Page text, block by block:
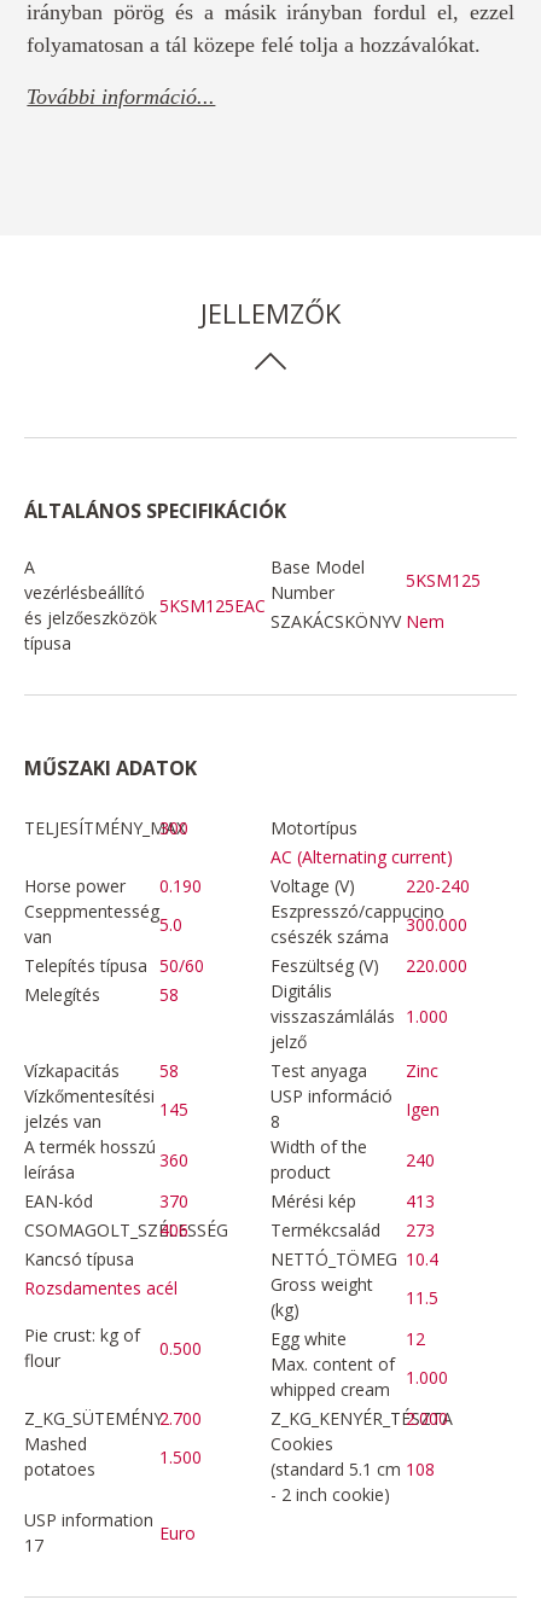
irányban pörög és a másik irányban fordul el, ezzel
folyamatosan a tál közepe felé tolja a hozzávalókat.
További információ...
JELLEMZŐK
ÁLTALÁNOS SPECIFIKÁCIÓK
A
vezérlésbeállító
és jelzőeszközök
típusa
5KSM125EAC
Base Model
Number
5KSM125
SZAKÁCSKÖNYV Nem
MŰSZAKI ADATOK
TELJESÍTMÉNY_MAX
300
Motortípus
AC (Alternating current)
Horse power
0.190 Voltage (V)
220-240
Cseppmentesség
van
5.0
Eszpresszó/cappucino
csészék száma
300.000
Telepítés típusa 50/60 Feszültség (V)
220.000
Melegítés
58
Digitális
visszaszámlálás
jelző
1.000
Vízkapacitás 58 Test anyaga
Zinc
Vízkőmentesítési
jelzés van
145
USP információ
8
Igen
A termék hosszú
leírása
360
Width of the
product
240
EAN-kód
370 Mérési kép
413
CSOMAGOLT_SZÉLESSÉG
406 Termékcsalád
273
Kancsó típusa
Rozsdamentes acél
NETTÓ_TÖMEG 10.4
Gross weight
(kg)
11.5
Pie crust: kg of
flour
0.500 Egg white
12
Max. content of
whipped cream
1.000
Z_KG_SÜTEMÉNY2.700 Z_KG_KENYÉR_TÉSZTA
2.000
Mashed
potatoes
1.500
Cookies
(standard 5.1 cm
- 2 inch cookie)
108
USP information
17
Euro